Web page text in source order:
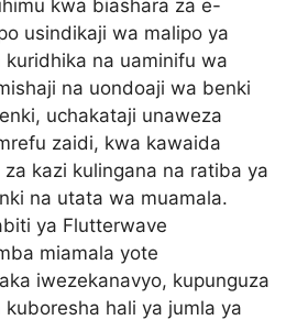
kwa biashara za e-
usindikaji wa malipo ya
kuridhika na uaminifu wa
na uondoaji wa benki
uchakataji unaweza
zaidi, kwa kawaida
kazi kulingana na ratiba ya
na utata wa muamala.
ya Flutterwave
miamala yote
iwezekanavyo, kupunguza
hali ya jumla ya